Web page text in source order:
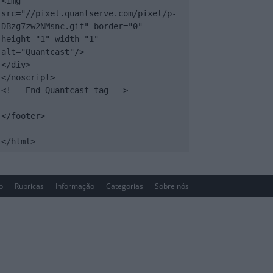
src="//pixel.quantserve.com/pixel/p-
DBzg7zw2NMsnc.gif" border="0"
height="1" width="1"
alt="Quantcast"/>
</div>
</noscript>
<!-- End Quantcast tag -->
</footer>
</html>
Rubricas Informação Categorias Sobre nós